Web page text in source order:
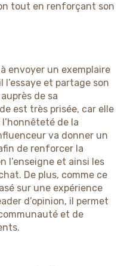
tout en renforçant son
envoyer un exemplaire
et partage son
de sa
est très prisée, car elle
de la
va donner un
de renforcer la
l’enseigne et ainsi les
De plus, comme ce
sur une expérience
d’opinion, il permet
et de